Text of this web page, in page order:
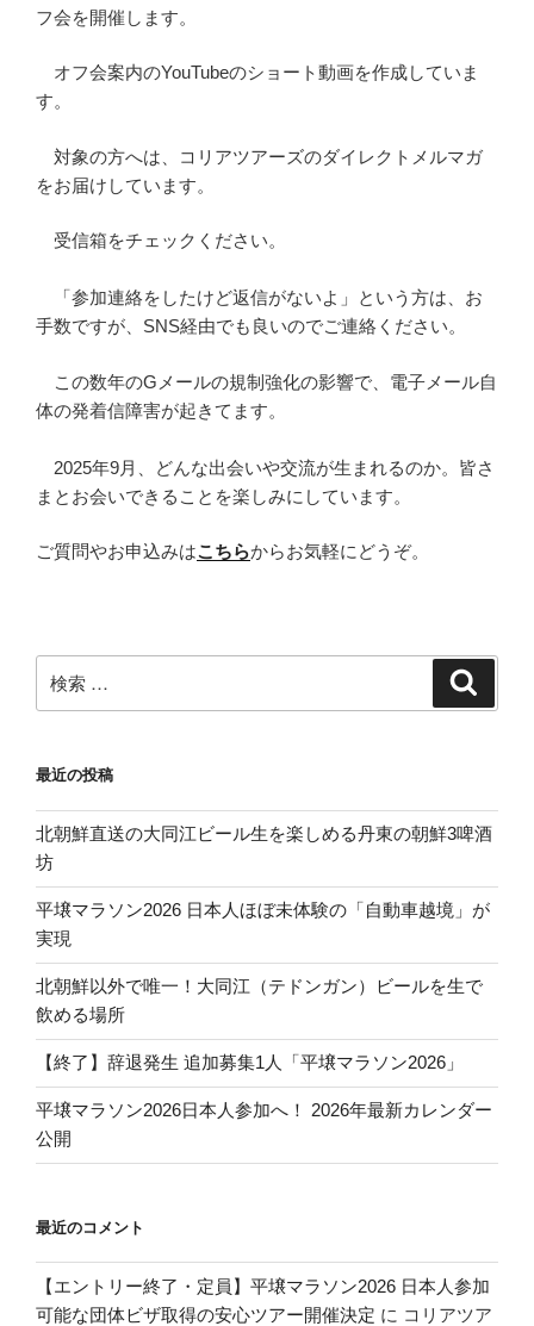
フ会を開催します。
オフ会案内のYouTubeのショート動画を作成していま
す。
対象の方へは、コリアツアーズのダイレクトメルマガ
をお届けしています。
受信箱をチェックください。
「参加連絡をしたけど返信がないよ」という方は、お
手数ですが、SNS経由でも良いのでご連絡ください。
この数年のGメールの規制強化の影響で、電子メール自
体の発着信障害が起きてます。
2025年9月、どんな出会いや交流が生まれるのか。皆さ
まとお会いできることを楽しみにしています。
ご質問やお申込みはこちらからお気軽にどうぞ。
索:
最近の投稿
北朝鮮直送の大同江ビール生を楽しめる丹東の朝鮮3啤酒
坊
平壌マラソン2026 日本人ほぼ未体験の「自動車越境」が
実現
北朝鮮以外で唯一！大同江（テドンガン）ビールを生で
飲める場所
【終了】辞退発生 追加募集1人「平壌マラソン2026」
平壌マラソン2026日本人参加へ！ 2026年最新カレンダー
公開
最近のコメント
【エントリー終了・定員】平壌マラソン2026 日本人参加
可能な団体ビザ取得の安心ツアー開催決定 に コリアツア